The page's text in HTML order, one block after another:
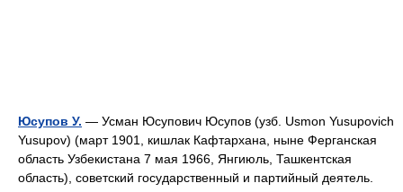
Юсупов У. — Усман Юсупович Юсупов (узб. Usmon Yusupovich
Yusupov) (март 1901, кишлак Кафтархана, ныне Ферганская
область Узбекистана 7 мая 1966, Янгиюль, Ташкентская
область), советский государственный и партийный деятель.